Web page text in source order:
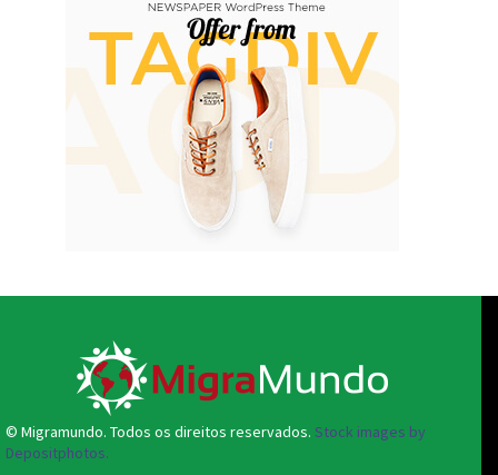
© Migramundo. Todos os direitos reservados. Stock images by
Depositphotos.